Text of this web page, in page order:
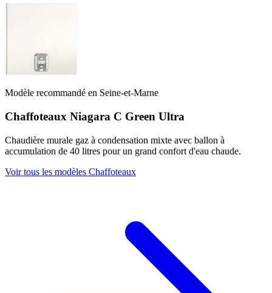
Modèle recommandé en Seine-et-Marne
Chaffoteaux Niagara C Green Ultra
Chaudière murale gaz à condensation mixte avec ballon à
accumulation de 40 litres pour un grand confort d'eau chaude.
Voir tous les modèles Chaffoteaux